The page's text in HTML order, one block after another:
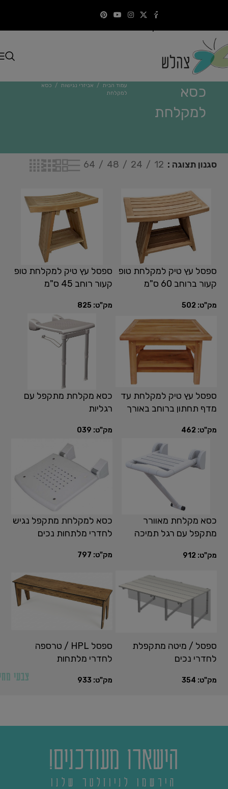
Skip to navigation
כסא
למקלחת
עמוד הבית / אביזרי נגישות /
כסא
למקלחת
סגנון תצוגה 12
24
48
64
ספסל עץ טיק למקלחת טופ
קעור ברוחב 60 ס"מ
מק"ט: 502
ספסל עץ טיק למקלחת טופ
קעור רוחב 45 ס"מ
מק"ט: 825
ספסל עץ טיק למקלחת עד
מדף תחתון ברוחב באורך
מק"ט: 462
כסא מקלחת מתקפל עם
רגליות
מק"ט: 039
כסא מקלחת מאוורר
מתקפל עם רגל תמיכה
מק"ט: 912
כסא למקלחת מתקפל נגיש
לחדרי מלתחות נכים
מק"ט: 797
ספסל / מיטה מתקפלת
לחדרי נכים
מק"ט: 354
ספסל HPL / טרספה
לחדרי מלתחות
מק"ט: 933
הישארו מעודכנים!
הירשמו לניוזלטר שלנו
צבעי